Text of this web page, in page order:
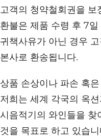
고객의 청약철회권을
환불은 제품 수령 후 7
귀책사유가 아닌 경우
본사로 환송됩니다.
상품 손상이나 파손 혹
저희는 세계 각국의 옥
시음적기의 와인들을 찾
것을 목표로 하고 있습니